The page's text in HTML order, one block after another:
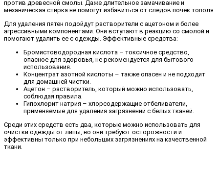
против древесной смолы. Даже длительное замачивание и
механическая стирка не помогут избавиться от следов почек тополя.
Для удаления пятен подойдут растворители с ацетоном и более
агрессивными компонентами. Они вступают в реакцию со смолой и
помогают удалить ее с одежды. Эффективные средства:
Бромистоводородная кислота – токсичное средство,
опасное для здоровья, не рекомендуется для бытового
использования.
Концентрат азотной кислоты – также опасен и не подходит
для домашней чистки.
Ацетон – растворитель, который можно использовать,
соблюдая правила.
Гипохлорит натрия – хлорсодержащие отбеливатели,
применяемые для удаления загрязнений с белых тканей.
Среди этих средств есть два, которые можно использовать для
очистки одежды от липы, но они требуют осторожности и
эффективны только при небольших загрязнениях на качественной
ткани.